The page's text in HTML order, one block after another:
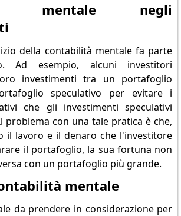
mentale negli
della contabilità mentale fa parte
Ad esempio, alcuni investitori
investimenti tra un portafoglio
speculativo per evitare i
che gli investimenti speculativi
problema con una tale pratica è che,
il lavoro e il denaro che l'investitore
il portafoglio, la sua fortuna non
con un portafoglio più grande.
mentale
da prendere in considerazione per